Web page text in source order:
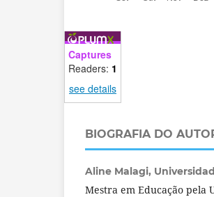
Captures
Readers: 1
see details
BIOGRAFIA DO
Aline Malagi,
Mestra em Educação pela